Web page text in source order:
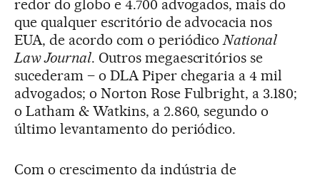
redor do globo e 4.700 advogados, mais do
que qualquer escritório de advocacia nos
EUA, de acordo com o periódicoNational
Law Journal. Outros megaescritórios se
sucederam – o DLA Piper chegaria a 4 mil
advogados; o Norton Rose Fulbright, a 3.180;
o Latham & Watkins, a 2.860, segundo o
último levantamento do periódico.
Com o crescimento da indústria de